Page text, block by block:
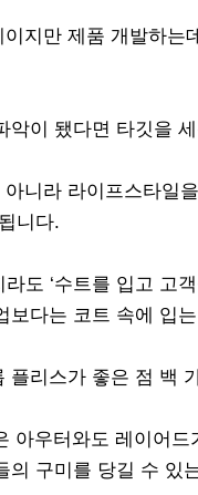
지만 제품 개발하
악이 됐다면 타깃을
아니라 라이프스타일
니다.
도 ‘수트를 입고 고
보다는 코트 속에 입
플리스가 좋은 점 백
아우터와도 레이어
의 구미를 당길 수 있